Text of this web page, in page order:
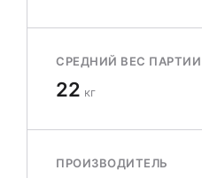
СРЕДНИЙ ВЕС ПАРТИИ
22 кг
ПРОИЗВОДИТЕЛЬ